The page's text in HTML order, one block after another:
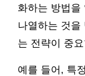
화하는 방법을
나열하는 것을
는 전략이 중
예를 들어, 특